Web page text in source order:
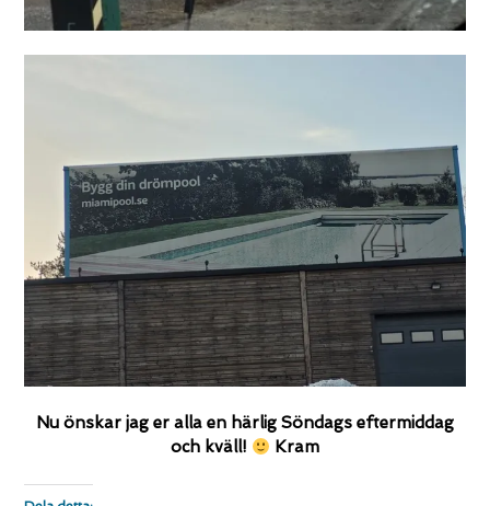
Nu önskar jag er alla en härlig Söndags eftermiddag
och kväll!
Kram